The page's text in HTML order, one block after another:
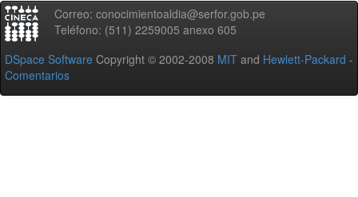
Correo: conocimientoaldia@serfor.gob.pe
Teléfono: (511) 2259005 anexo 605
DSpace Software Copyright © 2002-2008 MIT and Hewlett-Packard -
Comentarios